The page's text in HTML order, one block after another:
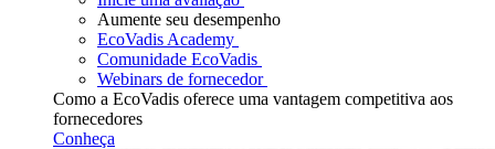
Aumente seu desempenho
EcoVadis Academy
Comunidade EcoVadis
Webinars de fornecedor
Como a EcoVadis oferece uma vantagem competitiva aos
fornecedores
Conheça